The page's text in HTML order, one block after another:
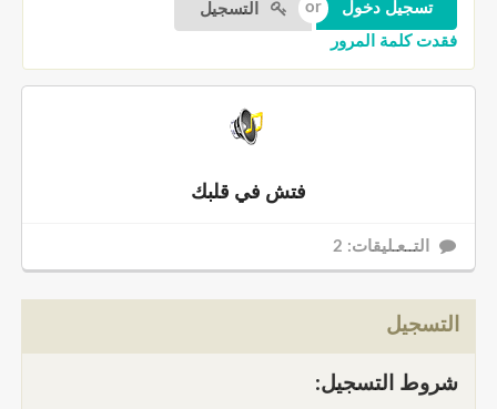
التسجيل
فقدت كلمة المرور
فتش في قلبك
التــعـليقات: 2
التسجيل
شروط التسجيل: